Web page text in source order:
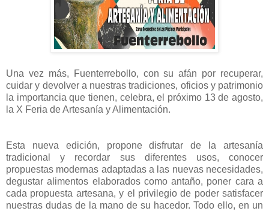
Una vez más, Fuenterrebollo, con su afán por recuperar,
cuidar y devolver a nuestras tradiciones, oficios y patrimonio
la importancia que tienen, celebra, el próximo 13 de agosto,
la X Feria de Artesanía y Alimentación.
Esta nueva edición, propone disfrutar de la artesanía
tradicional y recordar sus diferentes usos, conocer
propuestas modernas adaptadas a las nuevas necesidades,
degustar alimentos elaborados como antaño, poner cara a
cada propuesta artesana, y el privilegio de poder satisfacer
nuestras dudas de la mano de su hacedor. Todo ello, en un